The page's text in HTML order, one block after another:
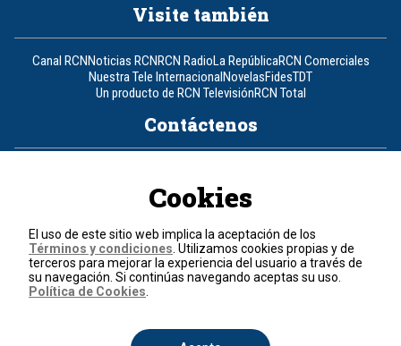
Visite también
Canal RCNNoticias RCNRCN RadioLa RepúblicaRCN Comerciales
Nuestra Tele InternacionalNovelasFidesTDT
Un producto de RCN TelevisiónRCN Total
Contáctenos
Política de cookies
Términos y condiciones
© 2026, RCN Medios.
Todos los derechos reservados.
Cookies
El uso de este sitio web implica la aceptación de los
Términos y condiciones . Utilizamos cookies propias y de
terceros para mejorar la experiencia del usuario a través de
su navegación. Si continúas navegando aceptas su uso.
Política de Cookies